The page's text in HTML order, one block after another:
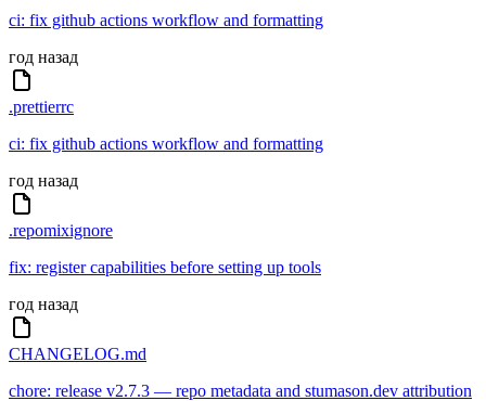
ci: fix github actions workflow and formatting
год назад
.prettierrc
ci: fix github actions workflow and formatting
год назад
.repomixignore
fix: register capabilities before setting up tools
год назад
CHANGELOG.md
chore: release v2.7.3 — repo metadata and stumason.dev attribution